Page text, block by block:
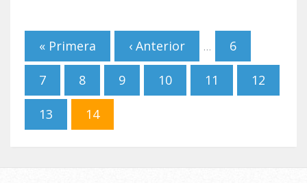
Páginas
« Primera ‹ Anterior … 6
7 8 9 10 11 12
13 14